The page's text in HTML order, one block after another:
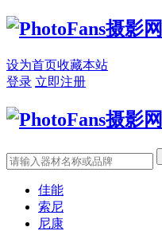
设为首页收藏本站
登录 立即注册
佳能
索尼
尼康